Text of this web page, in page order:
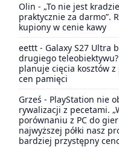
Olin - „To nie jest
praktycznie za darmo”.
kupiony w cenie kawy
eettt - Galaxy S27 Ultra
drugiego
planuje cięcia kosztów z
cen pamięci
Grześ - PlayStation nie
rywalizacji z pecetami.
porównaniu z PC do
najwyższej półki nasz
bardziej przystępny